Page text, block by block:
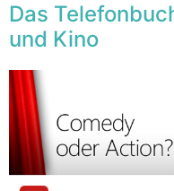
Das
und Kino